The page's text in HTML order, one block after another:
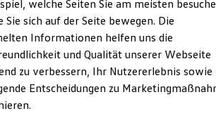
Privatkunden
Gewerbekunden
& Garantien
Versicherung für Nutzfahrzeuge
Straße 98, 86415 Mering
07:45- 18:00 Uhr
eines jeden Monats
welche Seiten Sie am meisten
Sie sich auf der Seite bewegen. Die
Informationen helfen uns die
und Qualität unserer Webseite
zu verbessern, Ihr Nutzererlebnis sowie
Entscheidungen zu